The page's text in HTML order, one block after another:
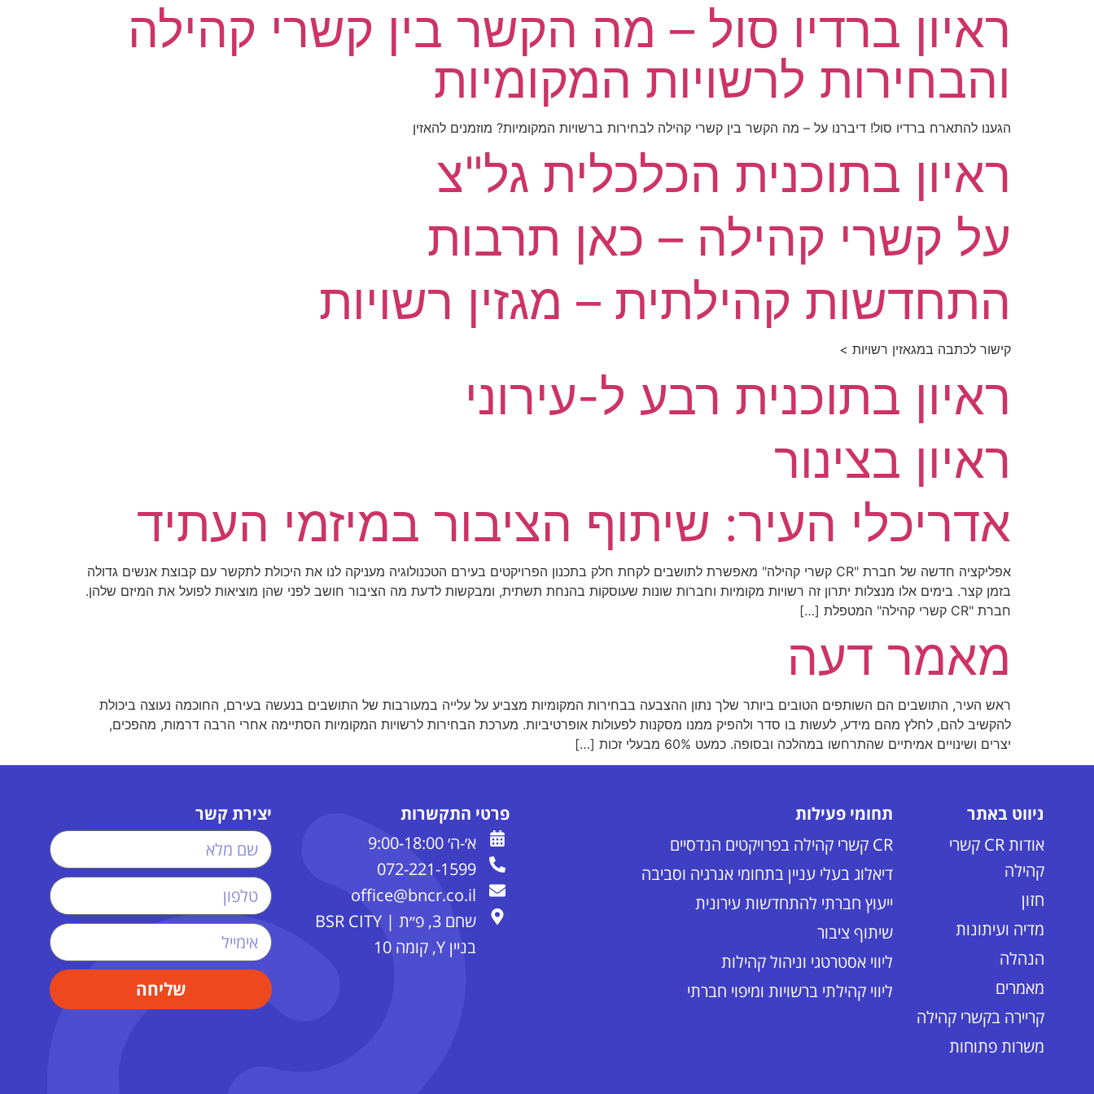
ראיון ברדיו סול – מה הקשר בין קשרי קהילה
והבחירות לרשויות המקומיות
הגענו להתארח ברדיו סול! דיברנו על – מה הקשר בין קשרי קהילה לבחירות ברשויות המקומיות? מוזמנים להאזין
ראיון בתוכנית הכלכלית גל"צ
על קשרי קהילה – כאן תרבות
התחדשות קהילתית – מגזין רשויות
קישור לכתבה במגאזין רשויות >
ראיון בתוכנית רבע ל-עירוני
ראיון בצינור
אדריכלי העיר: שיתוף הציבור במיזמי העתיד
אפליקציה חדשה של חברת "CR קשרי קהילה" מאפשרת לתושבים לקחת חלק בתכנון הפרויקטים בעירם הטכנולוגיה מעניקה לנו את היכולת לתקשר עם קבוצת אנשים גדולה
בזמן קצר. בימים אלו מנצלות יתרון זה רשויות מקומיות וחברות שונות שעוסקות בהנחת תשתית, ומבקשות לדעת מה הציבור חושב לפני שהן מוציאות לפועל את המיזם שלהן.
חברת "CR קשרי קהילה" המטפלת […]
מאמר דעה
ראש העיר, התושבים הם השותפים הטובים ביותר שלך נתון ההצבעה בבחירות המקומיות מצביע על עלייה במעורבות של התושבים בנעשה בעירם, החוכמה נעוצה ביכולת
להקשיב להם, לחלץ מהם מידע, לעשות בו סדר ולהפיק ממנו מסקנות לפעולות אופרטיביות. מערכת הבחירות לרשויות המקומיות הסתיימה אחרי הרבה דרמות, מהפכים,
יצרים ושינויים אמיתיים שהתרחשו במהלכה ובסופה. כמעט 60% מבעלי זכות […]
ניווט באתר
אודות CR קשרי
קהילה
חזון
מדיה ועיתונות
הנהלה
מאמרים
קריירה בקשרי קהילה
משרות פתוחות
תחומי פעילות
CR קשרי קהילה בפרויקטים הנדסיים
דיאלוג בעלי עניין בתחומי אנרגיה וסביבה
ייעוץ חברתי להתחדשות עירונית
שיתוף ציבור
ליווי אסטרטגי וניהול קהילות
ליווי קהילתי ברשויות ומיפוי חברתי
פרטי התקשרות
א׳-ה׳ 9:00-18:00
072-221-1599
office@bncr.co.il
שחם 3, פ״ת | BSR CITY
בניין Y, קומה 10
יצירת קשר
שליחה